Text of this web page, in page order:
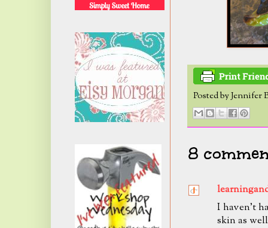
Posted byJennifer
8
I haven't
skin as